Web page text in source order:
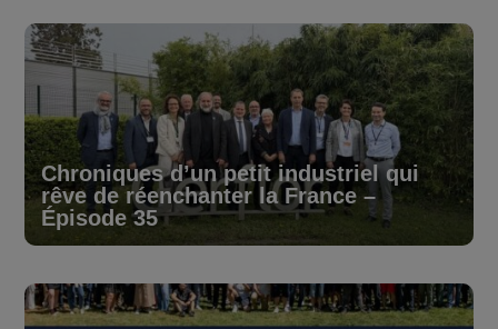
Chroniques d’un petit industriel qui
rêve de réenchanter la France –
Épisode 35